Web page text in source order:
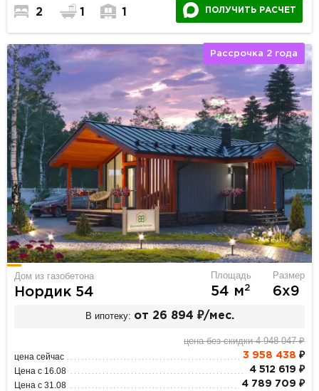
2 1 1 ПОЛУЧИТЬ РАСЧЕТ
Рассрочка 2 года
Дом из газобетона
Нордик 54
Площадь
54 м2
Размер
6х9
В ипотеку: от 26 894 ₽/мес.
цена без скидки 4 948 047 ₽
цена сейчас 3 958 438 ₽
Цена с 16.08 4 512 619 ₽
Цена с 31.08 4 789 709 ₽